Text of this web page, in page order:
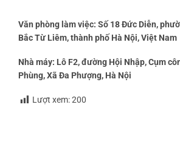
Văn phòng làm việc: Số 18 Đức Diễn,
Bắc Từ Liêm, thành phố Hà Nội, Việt Nam
Nhà máy: Lô F2, đường Hội Nhập, Cụm
Phùng, Xã Đa Phượng, Hà Nội
Lượt xem:200